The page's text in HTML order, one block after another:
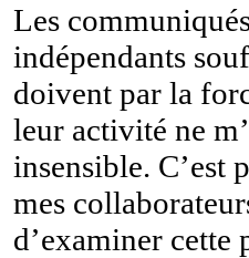
Les
indépendants
doivent par la
leur activité ne
insensible. C’est
mes
d’examiner cette